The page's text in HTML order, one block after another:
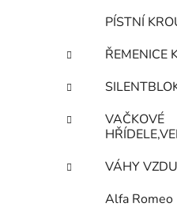
PÍSTNÍ
ŘEMENICE
VAČKOVÉ
VÁHY
Alfa Romeo